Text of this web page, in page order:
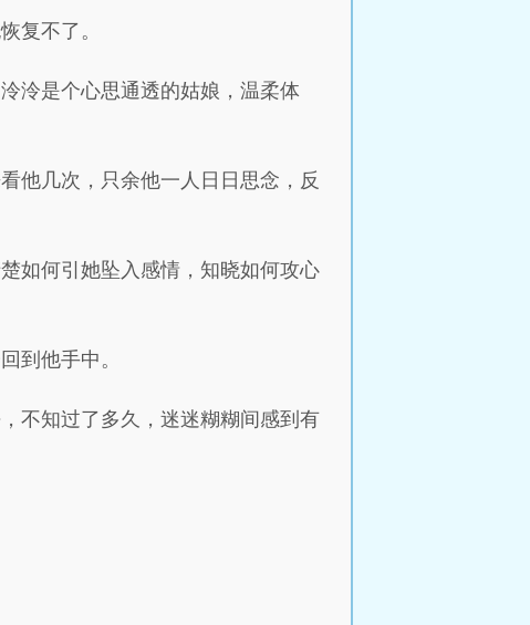
复不了。
泠是个心思通透的姑娘，温柔体
他几次，只余他一人日日思念，反
如何引她坠入感情，知晓如何攻心
到他手中。
不知过了多久，迷迷糊糊间感到有